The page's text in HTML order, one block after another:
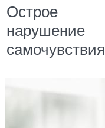
Острое
нарушение
самочувствия